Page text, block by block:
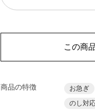
この商
商品の特徴 お急ぎ
のし対